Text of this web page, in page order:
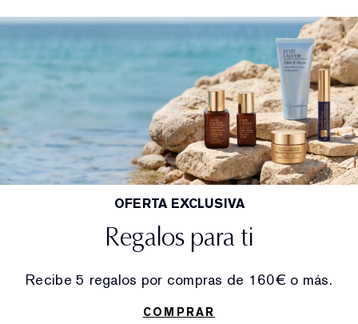
OFERTA EXCLUSIVA
Regalos para ti
Recibe 5 regalos por compras de 160€ o más.
COMPRAR